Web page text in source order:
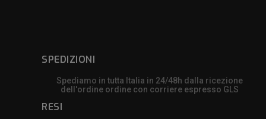
SPEDIZIONI
Spediamo in tutta Italia in 24/48h dalla ricezione
dell'ordine ordine con corriere espresso GLS
RESI